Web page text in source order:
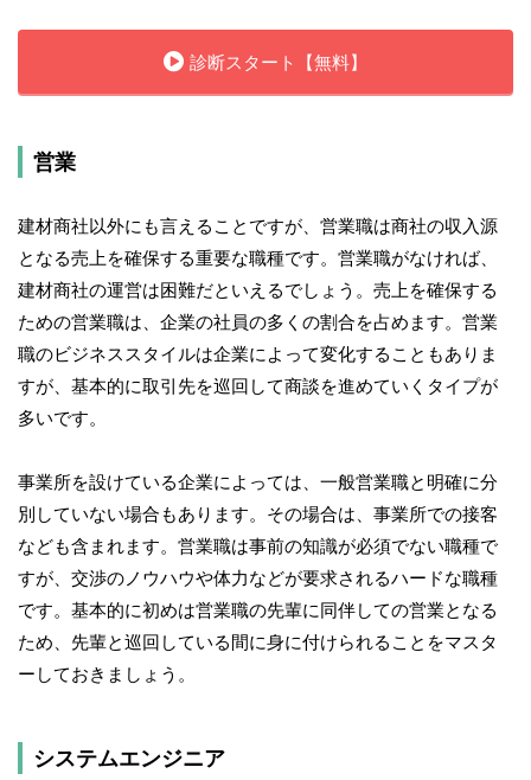
診断スタート【無料】
営業
建材商社以外にも言えることですが、営業職は商社の収入源
となる売上を確保する重要な職種です。営業職がなければ、
建材商社の運営は困難だといえるでしょう。売上を確保する
ための営業職は、企業の社員の多くの割合を占めます。営業
職のビジネススタイルは企業によって変化することもありま
すが、基本的に取引先を巡回して商談を進めていくタイプが
多いです。
事業所を設けている企業によっては、一般営業職と明確に分
別していない場合もあります。その場合は、事業所での接客
なども含まれます。営業職は事前の知識が必須でない職種で
すが、交渉のノウハウや体力などが要求されるハードな職種
です。基本的に初めは営業職の先輩に同伴しての営業となる
ため、先輩と巡回している間に身に付けられることをマスタ
ーしておきましょう。
システムエンジニア